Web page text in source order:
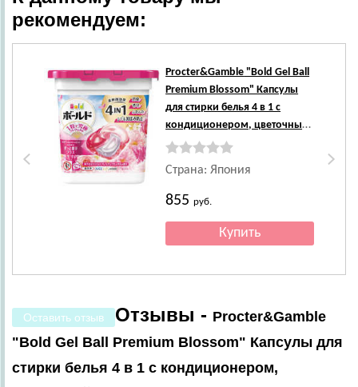
рекомендуем:
Procter&Gamble "Bold Gel Ball
Premium Blossom" Капсулы
для стирки белья 4 в 1 с
кондиционером, цветочный
аромат, 11 шт.
Страна: Япония
855руб.
Оставить отзыв Отзывы - Procter&Gamble
"Bold Gel Ball Premium Blossom" Капсулы для
стирки белья 4 в 1 с кондиционером,